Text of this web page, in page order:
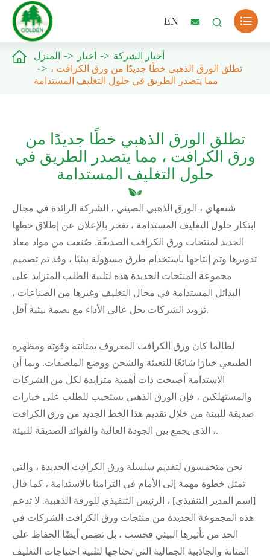
EN   
 المنزل أخبار
أخبار الشركة
تطلق الورق الذهبي خطًا جديدًا من ورق الكرافت ،
مما يتصدر الطريق في حلول التغليف المستدامة
تطلق الورق الذهبي خطًا جديدًا من
ورق الكرافت ، مما يتصدر الطريق في
حلول التغليف المستدامة
شنغهاي ، الورق الذهبي الصيني ، الشركة الرائدة في مجال
ابتكار حلول التغليف المستدامة ، تفخر بالإعلان عن إطلاق خطها
الجديد لمنتجات ورق الكرافت الصديقّة. صُنعت من مواد معاد
تدويرها وتم إنتاجها باستخدام طرق مسؤولة بيئيًا ، وقد تم تصميم
مجموعة المنتجات الجديدة هذه لتلبية الطلب المتزايد على
البدائل المستدامة في مجال التغليف وغيرها من الصناعات ،
تزويد الشركات بحل عالي الأداء مع بصمة بيئية أقل.
لطالما كان ورق الكرافت المعروف بمتانته وقوته ومظهره
الطبيعي خيارًا شائعًا للتعبئة والشحن ووضع الملصقات. وبما أن
الاستدامة أصبحت ذات أهمية متزايدة لكل من الشركات
والمستهلكين ، فإن الورق الذهبي يستجيب للطلب على خيارات
صديقة للبيئة من خلال تقديم هذا الخط الجديد من ورق الكرافت
، الذي يجمع بين الجودة العالية والفوائد الصديقة للبيئة.
نحن متحمسون لتقديم سلسلة ورق الكرافت الجديدة ، والتي
تمثل خطوة مهمة إلى الأمام في التزامنا بالاستدامة ، كما قال
[اسم المدير التنفيذي] ، الرئيس التنفيذي للورقة الذهبية. لا تدعم
هذه المجموعة الجديدة من منتجات ورق الكرافت الشركات في
الحد من تأثيرها البيئي فحسب ، بل تضمن أيضًا الحفاظ على
المتانة والجاذبية الجمالية التي تحتاجها لتلبية احتياجات التغليف